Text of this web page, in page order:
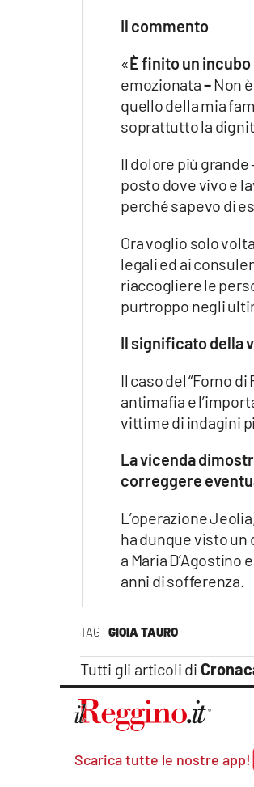
TAG GIOIA TAURO
Tutti gli articoli di
Il commento
«È finito un
emozionata–Non
quello della mia
soprattutto la
Il dolore più grande
posto dove vivo e
perché sapevo di
Ora voglio solo
legali ed ai
riaccogliere le
purtroppo negli
Il significato della
Il caso del “Forno
antimafia e
vittime di indagini
La vicenda
correggere
L’operazione
ha dunque visto
a Maria
anni di sofferenza.
Scarica tutte le nostre app!